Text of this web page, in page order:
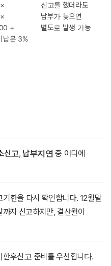
+
납분 3%
신고를 했더라도
납부가 늦으면
별도로 발생 가능
신고, 납부지연 중 어디에
한을 다시 확인합니다. 12월말
지 신고하지만, 결산월이
후신고 준비를 우선합니다.